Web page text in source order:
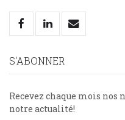
S'ABONNER
Recevez chaque mois nos
notre actualité!